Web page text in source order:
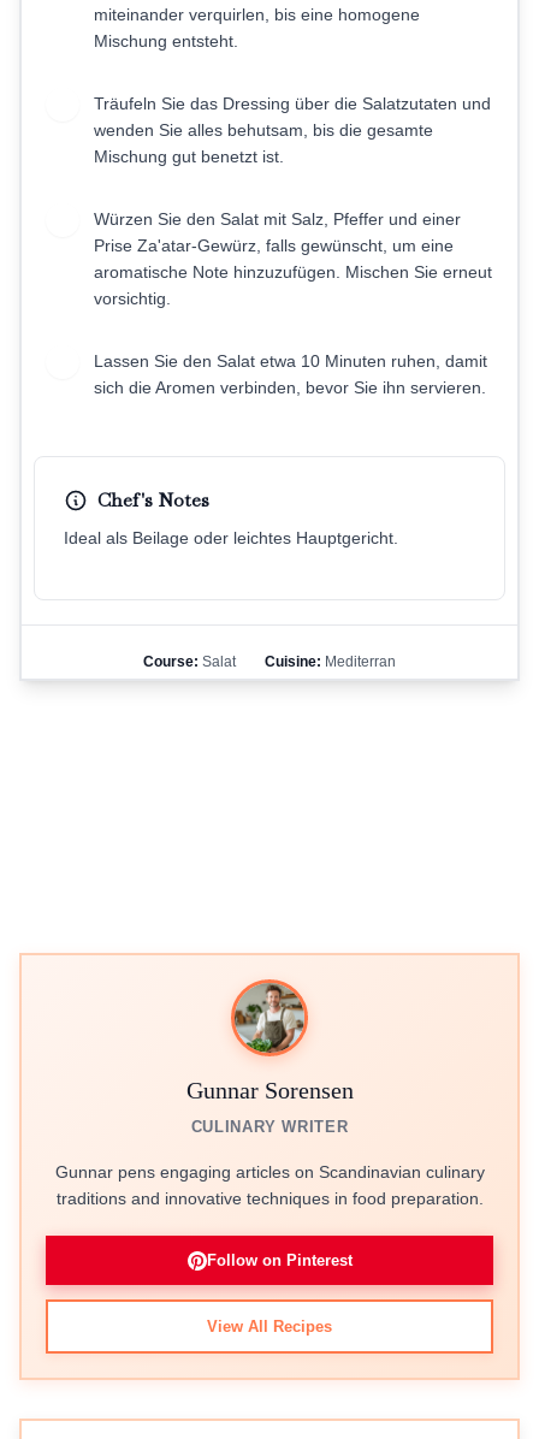
miteinander verquirlen, bis eine homogene
Mischung entsteht.
Träufeln Sie das Dressing über die Salatzutaten und
wenden Sie alles behutsam, bis die gesamte
Mischung gut benetzt ist.
Würzen Sie den Salat mit Salz, Pfeffer und einer
Prise Za'atar-Gewürz, falls gewünscht, um eine
aromatische Note hinzuzufügen. Mischen Sie erneut
vorsichtig.
Lassen Sie den Salat etwa 10 Minuten ruhen, damit
sich die Aromen verbinden, bevor Sie ihn servieren.
Chef's Notes
Ideal als Beilage oder leichtes Hauptgericht.
Course: Salat Cuisine: Mediterran
Gunnar Sorensen
CULINARY WRITER
Gunnar pens engaging articles on Scandinavian culinary
traditions and innovative techniques in food preparation.
Follow on Pinterest
View All Recipes